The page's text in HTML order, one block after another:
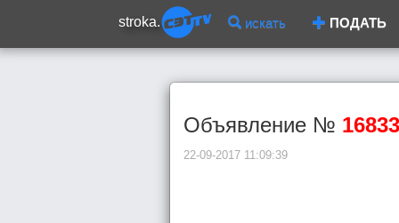
stroka. искать ПОДАТЬ
Объявление № 16833
22-09-2017 11:09:39